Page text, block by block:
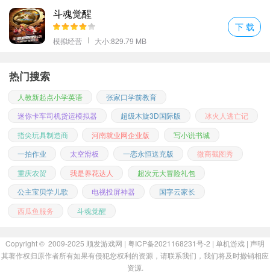
斗魂觉醒
模拟经营 大小:829.79 MB
下 载
热门搜索
人教新起点小学英语
张家口学前教育
迷你卡车司机货运模拟器
超级木旋3D国际版
冰火人逃亡记
指尖玩具制造商
河南就业网企业版
写小说书城
一拍作业
太空滑板 一恋永恒送充版
微商截图秀
重庆农贸
我是养花达人
超次元大冒险礼包
公主宝贝学儿歌
电视投屏神器
国字云家长
西瓜鱼服务
斗魂觉醒
Copyright © 2009-2025 顺发游戏网 | 粤ICP备2021168231号-2 | 单机游戏 | 声明
其著作权归原作者所有如果有侵犯您权利的资源，请联系我们，我们将及时撤销相应
资源.